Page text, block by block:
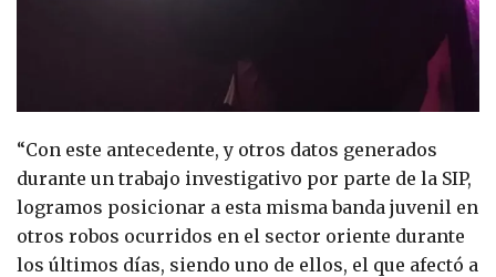
“Con este antecedente, y otros datos generados
durante un trabajo investigativo por parte de la SIP,
logramos posicionar a esta misma banda juvenil en
otros robos ocurridos en el sector oriente durante
los últimos días, siendo uno de ellos, el que afectó a